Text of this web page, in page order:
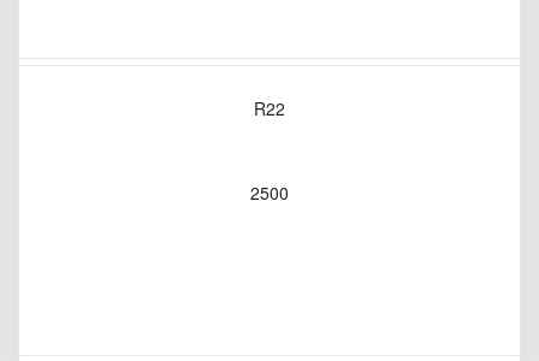
R22
2500